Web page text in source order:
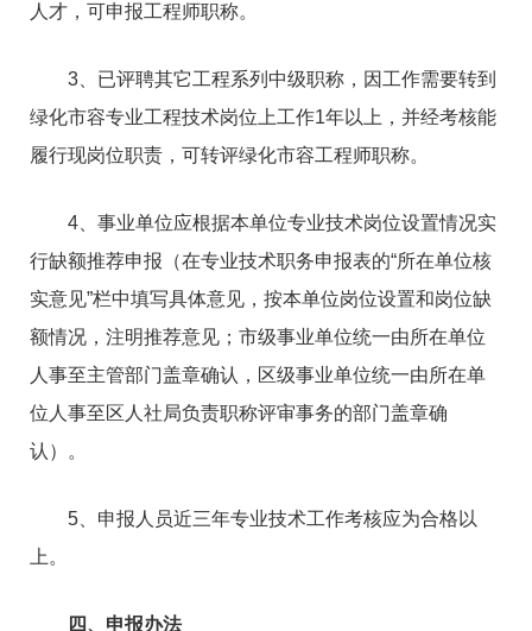
人才，可申报工程师职称。
3、已评聘其它工程系列中级职称，因工作需要转到
绿化市容专业工程技术岗位上工作1年以上，并经考核能
履行现岗位职责，可转评绿化市容工程师职称。
4、事业单位应根据本单位专业技术岗位设置情况实
行缺额推荐申报（在专业技术职务申报表的“所在单位核
实意见”栏中填写具体意见，按本单位岗位设置和岗位缺
额情况，注明推荐意见；市级事业单位统一由所在单位
人事至主管部门盖章确认，区级事业单位统一由所在单
位人事至区人社局负责职称评审事务的部门盖章确
认）。
5、申报人员近三年专业技术工作考核应为合格以
上。
四、申报办法